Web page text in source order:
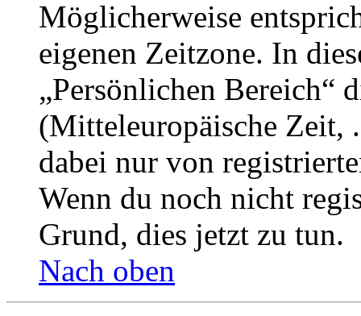
Möglicherweise
eigenen Zeitzone. In
„Persönlichen Bereich“
(Mitteleuropäische Zeit,
dabei nur von
Wenn du noch nicht
Grund, dies jetzt zu tun.
Nach oben